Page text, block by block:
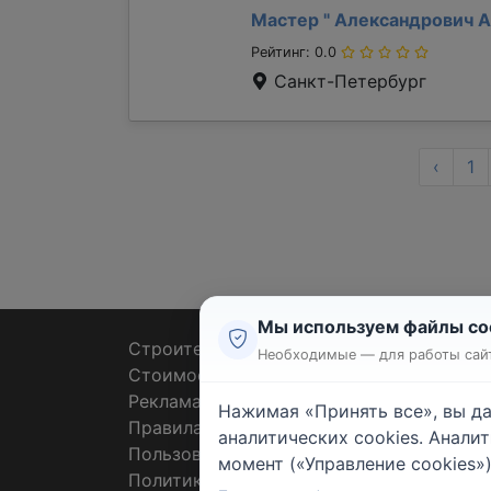
Мастер " Александрович
Рейтинг: 0.0
Санкт-Петербург
‹ 1
Строительные тендеры
Стоимость работ
Реклама
Правила
Пользовательское соглашение
Политика конфиденциальности
Мы используем файлы
Необходимые — для работы
Нажимая «Принять все», вы
аналитических cookies.
момент («Управление